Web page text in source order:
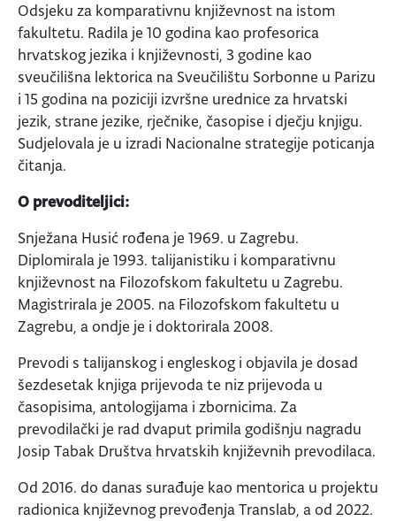
Odsjeku za komparativnu književnost na istom
fakultetu. Radila je 10 godina kao profesorica
hrvatskog jezika i književnosti, 3 godine kao
sveučilišna lektorica na Sveučilištu Sorbonne u Parizu
i 15 godina na poziciji izvršne urednice za hrvatski
jezik, strane jezike, rječnike, časopise i dječju knjigu.
Sudjelovala je u izradi Nacionalne strategije poticanja
čitanja.
O prevoditeljici:
Snježana Husić rođena je 1969. u Zagrebu.
Diplomirala je 1993. talijanistiku i komparativnu
književnost na Filozofskom fakultetu u Zagrebu.
Magistrirala je 2005. na Filozofskom fakultetu u
Zagrebu, a ondje je i doktorirala 2008.
Prevodi s talijanskog i engleskog i objavila je dosad
šezdesetak knjiga prijevoda te niz prijevoda u
časopisima, antologijama i zbornicima. Za
prevodilački je rad dvaput primila godišnju nagradu
Josip Tabak Društva hrvatskih književnih prevodilaca.
Od 2016. do danas surađuje kao mentorica u projektu
radionica književnog prevođenja Translab, a od 2022.